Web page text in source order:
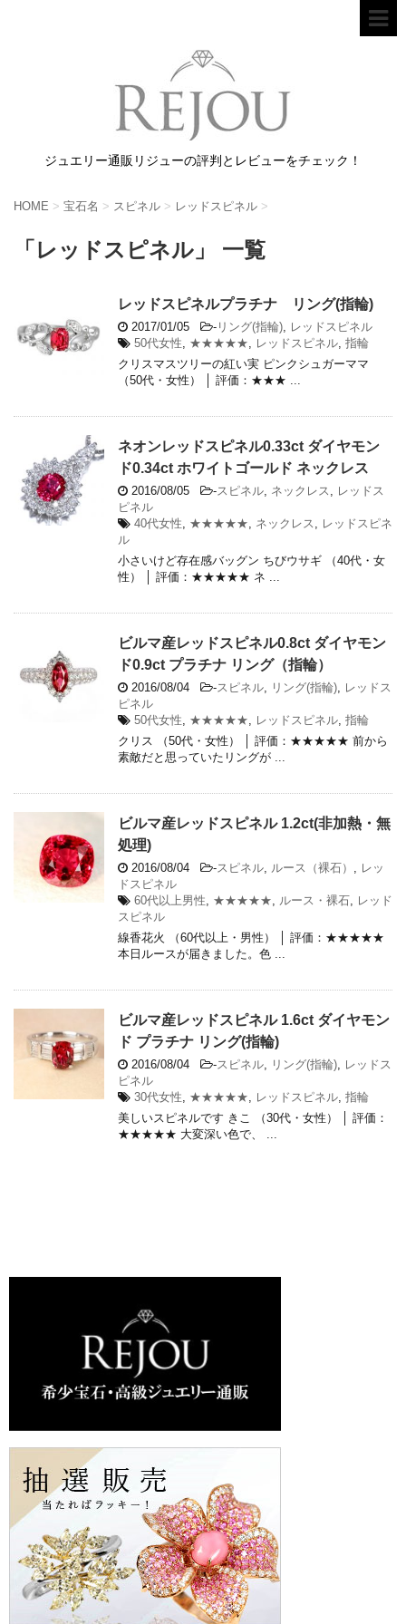
ジュエリー通販リジューの評判とレビューをチェック！
HOME > 宝石名 > スピネル > レッドスピネル >
「レッドスピネル」 一覧
レッドスピネルプラチナ リング(指輪)
2017/01/05 - リング(指輪), レッドスピネル
50代女性, ★★★★★, レッドスピネル, 指輪
クリスマスツリーの紅い実 ピンクシュガーママ
（50代・女性） │ 評価：★★★ ...
ネオンレッドスピネル0.33ct ダイヤモン
ド0.34ct ホワイトゴールド ネックレス
2016/08/05 -スピネル, ネックレス , レッドス
ピネル
40代女性, ★★★★★, ネックレス , レッドスピネ
ル
小さいけど存在感バッグン ちびウサギ （40代・女
性） │ 評価：★★★★★ ネ ...
ビルマ産レッドスピネル0.8ct ダイヤモン
ド0.9ct プラチナ リング（指輪）
2016/08/04 -スピネル, リング(指輪), レッドス
ピネル
50代女性, ★★★★★, レッドスピネル, 指輪
クリス （50代・女性） │ 評価：★★★★★ 前から
素敵だと思っていたリングが ...
ビルマ産レッドスピネル 1.2ct(非加熱・無
処理)
2016/08/04 -スピネル, ルース（裸石） , レッ
ドスピネル
60代以上男性, ★★★★★, ルース・裸石, レッド
スピネル
線香花火 （60代以上・男性） │ 評価：★★★★★
本日ルースが届きました。色 ...
ビルマ産レッドスピネル 1.6ct ダイヤモン
ド プラチナ リング(指輪)
2016/08/04 -スピネル, リング(指輪), レッドス
ピネル
30代女性, ★★★★★, レッドスピネル, 指輪
美しいスピネルです きこ （30代・女性） │ 評価：
★★★★★ 大変深い色で、 ...